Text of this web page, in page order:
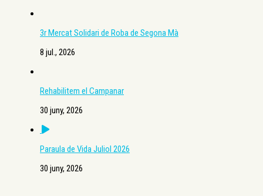
3r Mercat Solidari de Roba de Segona Mà
8 jul., 2026
Rehabilitem el Campanar
30 juny, 2026
Paraula de Vida Juliol 2026
30 juny, 2026